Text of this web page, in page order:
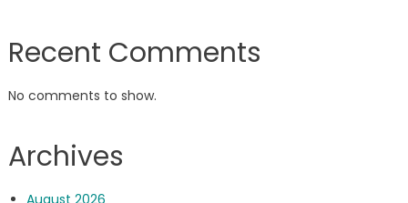
Recent Comments
No comments to show.
Archives
August 2026